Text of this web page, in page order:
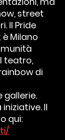
street
Il Pride
Milano
teatro,
di
gallerie.
Il
qui: